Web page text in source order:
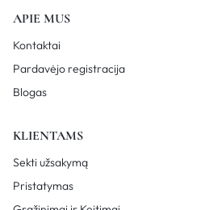
APIE MUS
Kontaktai
Pardavėjo registracija
Blogas
KLIENTAMS
Sekti užsakymą
Pristatymas